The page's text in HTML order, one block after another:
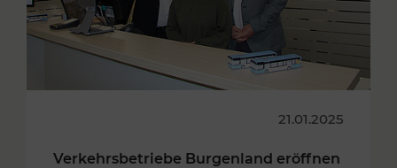
21.01.2025
Verkehrsbetriebe Burgenland eröffnen